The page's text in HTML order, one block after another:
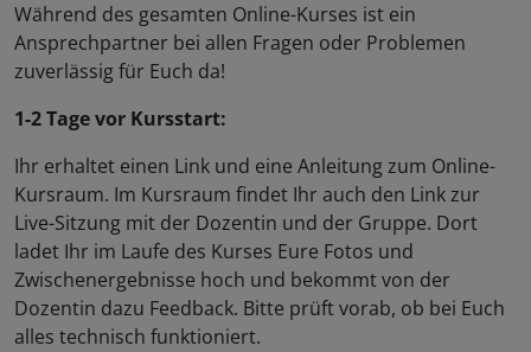
Während des gesamten Online-Kurses ist ein
Ansprechpartner bei allen Fragen oder Problemen
zuverlässig für Euch da!
1-2 Tage vor Kursstart:
Ihr erhaltet einen Link und eine Anleitung zum Online-
Kursraum. Im Kursraum findet Ihr auch den Link zur
Live-Sitzung mit der Dozentin und der Gruppe. Dort
ladet Ihr im Laufe des Kurses Eure Fotos und
Zwischenergebnisse hoch und bekommt von der
Dozentin dazu Feedback. Bitte prüft vorab, ob bei Euch
alles technisch funktioniert.